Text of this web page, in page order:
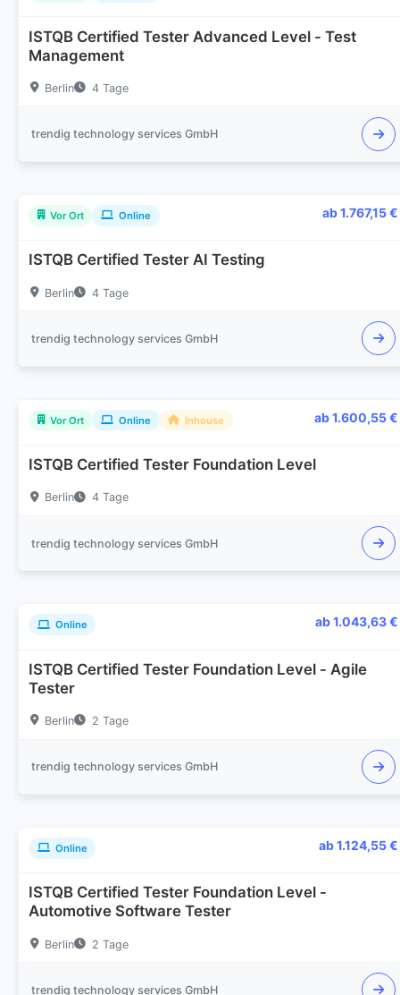
ISTQB Certified Tester Advanced Level - Test
Management
Berlin 4 Tage
trendig technology services GmbH
Vor Ort Online ab 1.767,15 €
ISTQB Certified Tester AI Testing
Berlin 4 Tage
trendig technology services GmbH
Vor Ort Online Inhouse ab 1.600,55 €
ISTQB Certified Tester Foundation Level
Berlin 4 Tage
trendig technology services GmbH
Online ab 1.043,63 €
ISTQB Certified Tester Foundation Level - Agile
Tester
Berlin 2 Tage
trendig technology services GmbH
Online ab 1.124,55 €
ISTQB Certified Tester Foundation Level -
Automotive Software Tester
Berlin 2 Tage
trendig technology services GmbH